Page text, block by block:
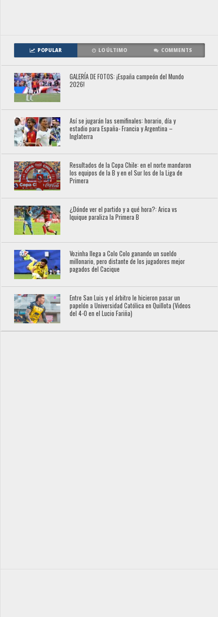
POPULAR LO ÚLTIMO COMMENTS
GALERÍA DE FOTOS: ¡España campeón del Mundo
2026!
Así se jugarán las semifinales: horario, día y
estadio para España- Francia y Argentina –
Inglaterra
Resultados de la Copa Chile: en el norte mandaron
los equipos de la B y en el Sur los de la Liga de
Primera
¿Dónde ver el partido y a qué hora?: Arica vs
Iquique paraliza la Primera B
Vozinha llega a Colo Colo ganando un sueldo
millonario, pero distante de los jugadores mejor
pagados del Cacique
Entre San Luis y el árbitro le hicieron pasar un
papelón a Universidad Católica en Quillota (Videos
del 4-0 en el Lucio Fariña)